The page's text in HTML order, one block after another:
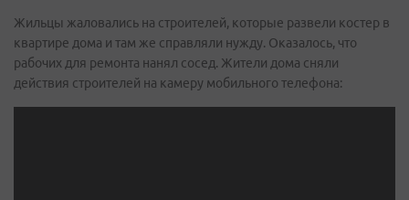
Жильцы жаловались на строителей, которые развели костер в
квартире дома и там же справляли нужду. Оказалось, что
рабочих для ремонта нанял сосед. Жители дома сняли
действия строителей на камеру мобильного телефона: